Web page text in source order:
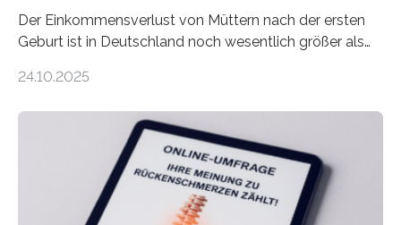
Der Einkommensverlust von Müttern nach der ersten
Geburt ist in Deutschland noch wesentlich größer als
nach der Geburt durchschnittlich fast 30.000 Euro
langfristigen Auswirkungen auf Karriere und die spätere
Rente. Bisherige Schätzungen lagen bei rund 20.000
Euro und damit etwa 30 Prozent zu niedrig. Zu diesem
Ergebnis kommt eine neue Studie des ZEW Mannheim
mit der Universität Tilburg. „Werden Frauen unter 30
24.10.2025